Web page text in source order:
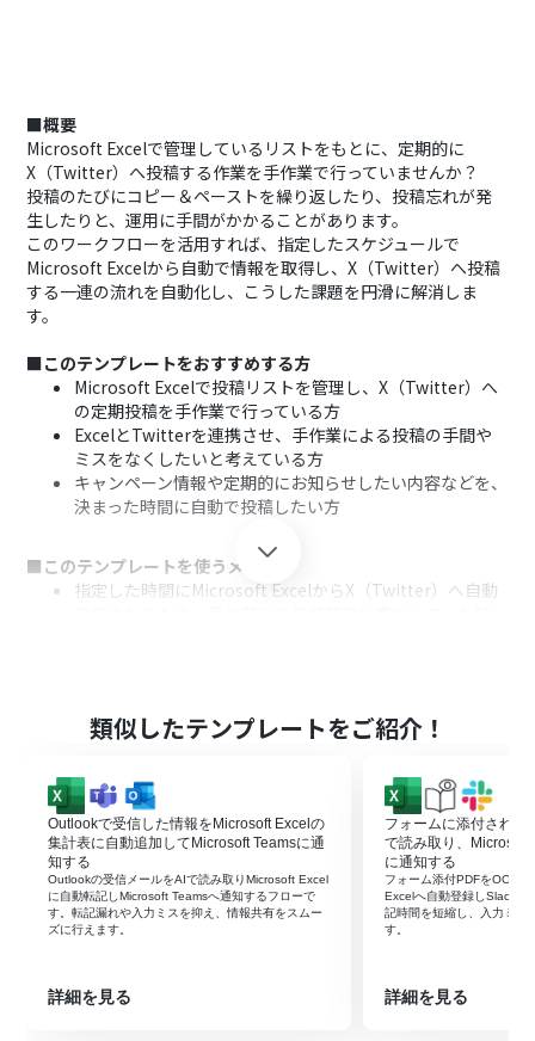
■概要
Microsoft Excelで管理しているリストをもとに、定期的に
X（Twitter）へ投稿する作業を手作業で行っていませんか？
投稿のたびにコピー＆ペーストを繰り返したり、投稿忘れが発
生したりと、運用に手間がかかることがあります。
このワークフローを活用すれば、指定したスケジュールで
Microsoft Excelから自動で情報を取得し、X（Twitter）へ投稿
する一連の流れを自動化し、こうした課題を円滑に解消しま
す。
■このテンプレートをおすすめする方
Microsoft Excelで投稿リストを管理し、X（Twitter）へ
の定期投稿を手作業で行っている方
ExcelとTwitterを連携させ、手作業による投稿の手間や
ミスをなくしたいと考えている方
キャンペーン情報や定期的にお知らせしたい内容などを、
決まった時間に自動で投稿したい方
■このテンプレートを使うメリット
指定した時間にMicrosoft ExcelからX（Twitter）へ自動
■フローボットの流れ
携します
次に、トリガーでスケジュールトリガーを選択し、「指定
したスケジュールになったら」というアクションを設定し
ます
次に、オペレーションでMicrosoft Excelを選択し、「レ
コードを取得する」アクションを設定し、投稿したい情報
が入力されているファイルやシート、行を指定します
稿」アクションを設定し、Microsoft Excelから取得した
情報を本文に含めて投稿します
類似したテンプレートをご紹介！
Outlookで受信した情報をMicrosoft Excelの
集計表に自動追加してMicrosoft Teamsに通
知する
Outlookの受信メールをAIで読み取りMicrosoft Excel
に自動転記しMicrosoft Teamsへ通知するフローで
す。転記漏れや入力ミスを抑え、情報共有をスムー
ズに行えます。
詳細を見る
フォームに添付された
で読み取り、
に通知する
フォーム添付PDFをOCR
Excelへ自動登録しSlackに
記時間を短縮し、入力ミス
す。
詳細を見る